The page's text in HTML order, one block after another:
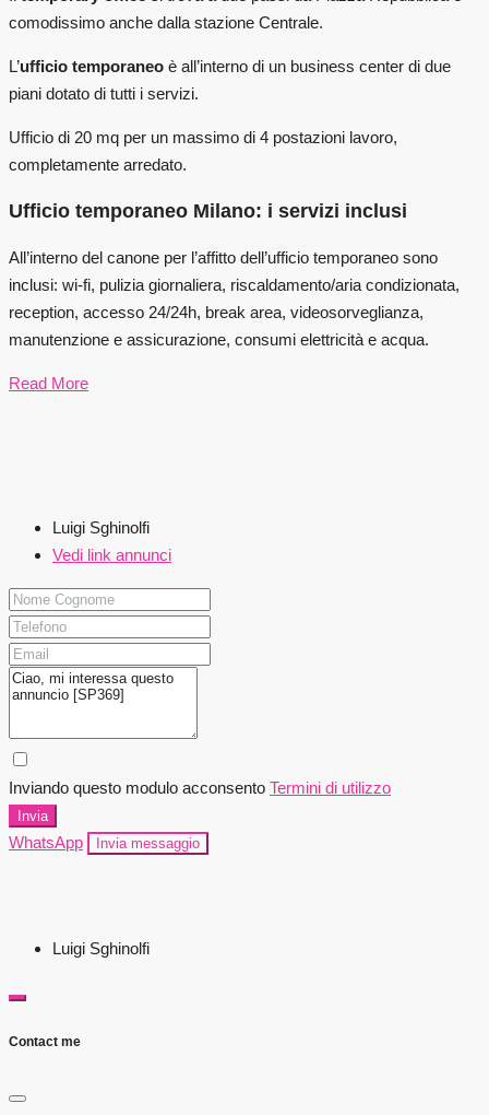
comodissimo anche dalla stazione Centrale.
L’ufficio temporaneo è all’interno di un business center di due
piani dotato di tutti i servizi.
Ufficio di 20 mq per un massimo di 4 postazioni lavoro,
completamente arredato.
Ufficio temporaneo Milano: i servizi inclusi
All’interno del canone per l’affitto dell’ufficio temporaneo sono
inclusi: wi-fi, pulizia giornaliera, riscaldamento/aria condizionata,
reception, accesso 24/24h, break area, videosorveglianza,
manutenzione e assicurazione, consumi elettricità e acqua.
Read More
Luigi Sghinolfi
Vedi link annunci
Inviando questo modulo acconsento Termini di utilizzo
Invia
WhatsApp Invia messaggio
Luigi Sghinolfi
Contact me